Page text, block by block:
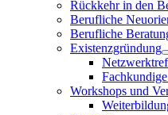
Rückkehr in den
Berufliche
Berufliche
Existenzgründung
Workshops und